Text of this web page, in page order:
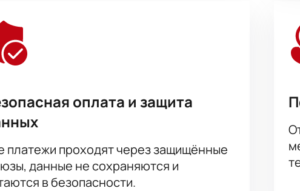
оплата и защита
платежи проходят через защищённые
данные не сохраняются и
в безопасности.